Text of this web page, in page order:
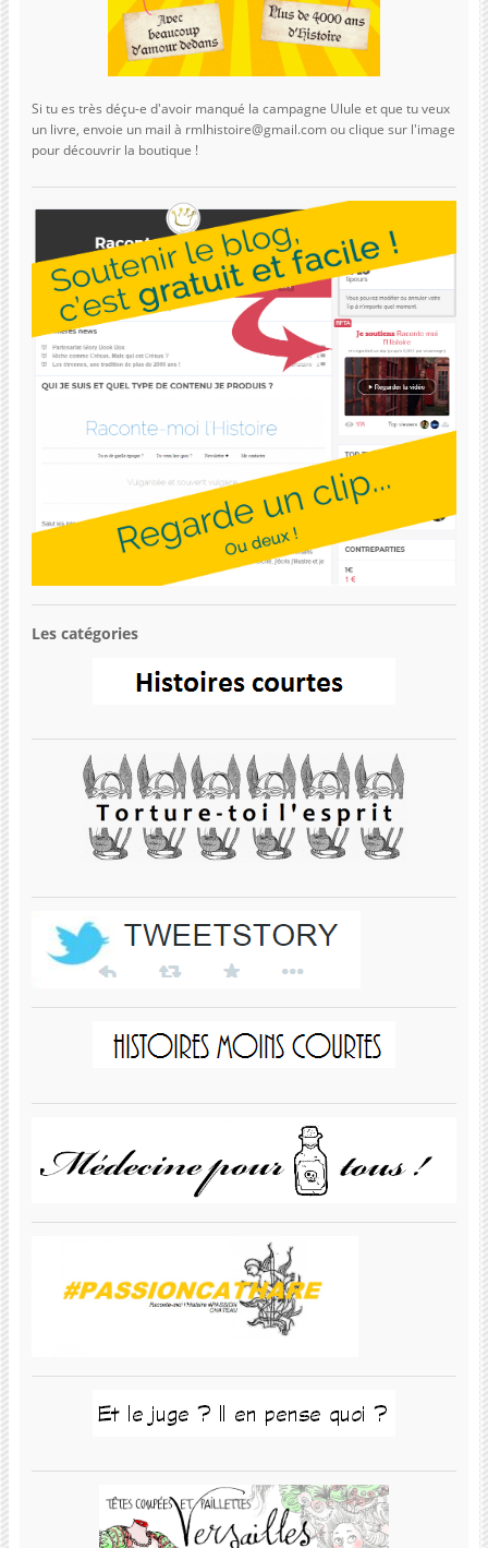
Si tu es très déçu-e d'avoir manqué la campagne Ulule et que tu veux
un livre, envoie un mail à rmlhistoire@gmail.com ou clique sur l'image
pour découvrir la boutique !
Les catégories